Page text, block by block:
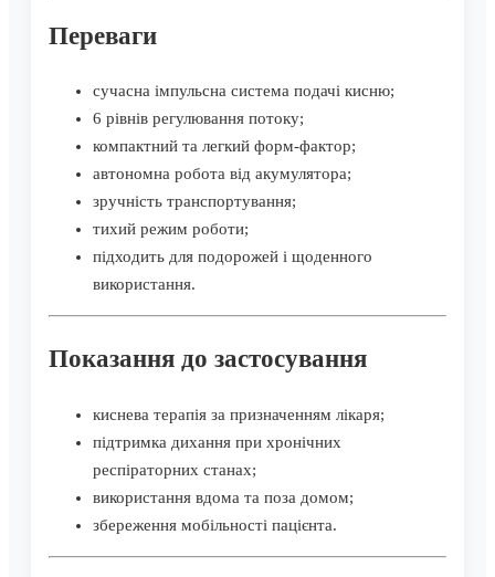
Переваги
сучасна імпульсна система подачі кисню;
6 рівнів регулювання потоку;
компактний та легкий форм-фактор;
автономна робота від акумулятора;
зручність транспортування;
тихий режим роботи;
підходить для подорожей і щоденного
використання.
Показання до застосування
киснева терапія за призначенням лікаря;
підтримка дихання при хронічних
респіраторних станах;
використання вдома та поза домом;
збереження мобільності пацієнта.